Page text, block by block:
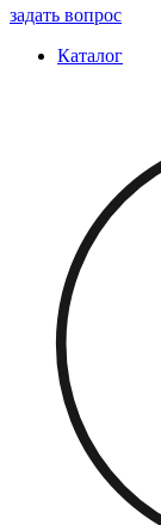
задать вопрос
Каталог